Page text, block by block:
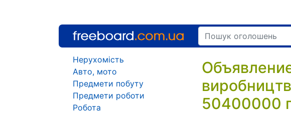
50400000
Нерухомість
Авто, мото
Предмети побуту
Предмети роботи
Робота